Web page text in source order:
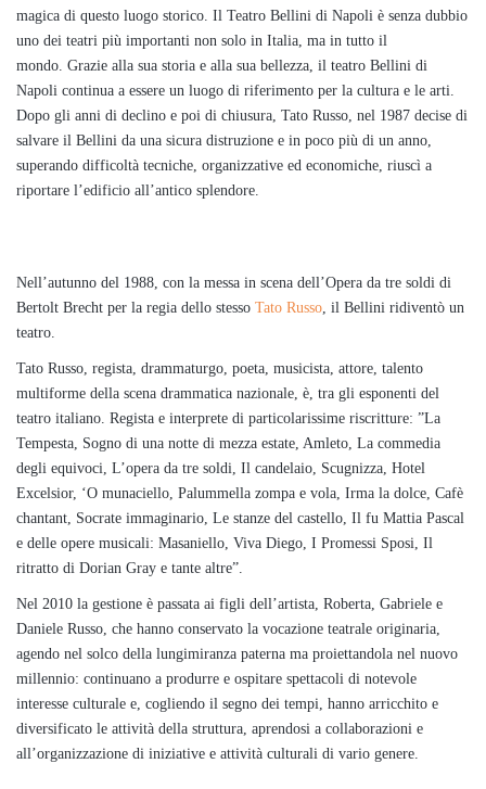
magica di questo luogo storico. Il Teatro Bellini di Napoli è senza dubbio
uno dei teatri più importanti non solo in Italia, ma in tutto il
mondo. Grazie alla sua storia e alla sua bellezza, il teatro Bellini di
Napoli continua a essere un luogo di riferimento per la cultura e le arti.
Dopo gli anni di declino e poi di chiusura, Tato Russo, nel 1987 decise di
salvare il Bellini da una sicura distruzione e in poco più di un anno,
superando difficoltà tecniche, organizzative ed economiche, riuscì a
riportare l’edificio all’antico splendore.
Nell’autunno del 1988, con la messa in scena dell’Opera da tre soldi di
Bertolt Brecht per la regia dello stesso Tato Russo , il Bellini ridiventò un
teatro.
Tato Russo, regista, drammaturgo, poeta, musicista, attore, talento
multiforme della scena drammatica nazionale, è, tra gli esponenti del
teatro italiano. Regista e interprete di particolarissime riscritture: ”La
Tempesta, Sogno di una notte di mezza estate, Amleto, La commedia
degli equivoci, L’opera da tre soldi, Il candelaio, Scugnizza, Hotel
Excelsior, ‘O munaciello, Palummella zompa e vola, Irma la dolce, Cafè
chantant, Socrate immaginario, Le stanze del castello, Il fu Mattia Pascal
e delle opere musicali: Masaniello, Viva Diego, I Promessi Sposi, Il
ritratto di Dorian Gray e tante altre”.
Nel 2010 la gestione è passata ai figli dell’artista, Roberta, Gabriele e
Daniele Russo, che hanno conservato la vocazione teatrale originaria,
agendo nel solco della lungimiranza paterna ma proiettandola nel nuovo
millennio: continuano a produrre e ospitare spettacoli di notevole
interesse culturale e, cogliendo il segno dei tempi, hanno arricchito e
diversificato le attività della struttura, aprendosi a collaborazioni e
all’organizzazione di iniziative e attività culturali di vario genere.